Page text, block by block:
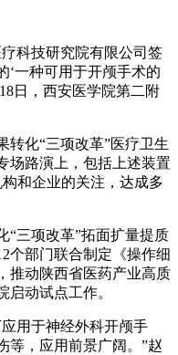
科技研究院有限公司签
‘一种可用于开颅手术的
日，西安医学院第二附
化“三项改革”医疗卫生
场路演上，包括上述装置
和企业的关注，达成多
三项改革”拓面扩量提质
个部门联合制定《操作细
推动陕西省医药产业高质
启动试点工作。
用于神经外科开颅手
等，应用前景广阔。”赵